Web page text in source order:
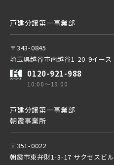
埼玉新都市交通 [伊奈線]
つくばエクスプレス
都営大江戸線
京成線
京成松戸線
戸建分譲第一事業部
〒343-0845
埼玉県越谷市南越谷1-20-9イース
0120-921-988
10:00～19:00
戸建分譲第一事業部
朝霞事業所
〒351-0022
朝霞市東弁財1-3-17 サクセスビ